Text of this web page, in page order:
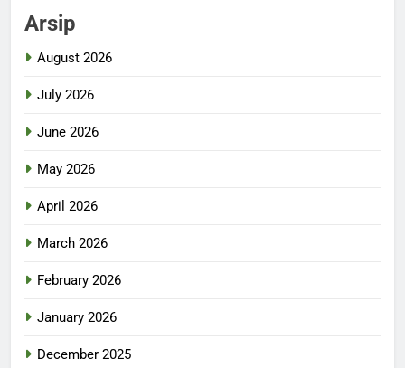
Arsip
August 2026
July 2026
June 2026
May 2026
April 2026
March 2026
February 2026
January 2026
December 2025